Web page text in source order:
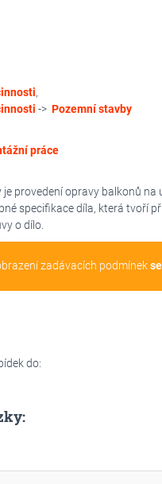
,
-> Pozemní stavby
práce
provedení opravy balkonů na
specifikace díla, která tvoří
o dílo.
zadávacích podmínek
do: